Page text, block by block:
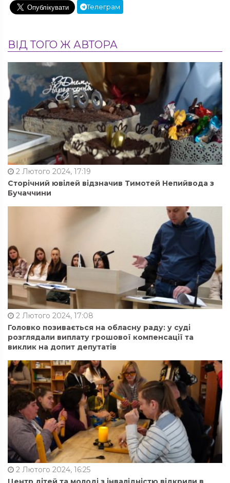
Телеграм
ВІД ТОГО Ж АВТОРА
2 Лютого 2024, 17:19
Сторічний ювілей відзначив Тимотей Непийвода з
Бучаччини
2 Лютого 2024, 17:08
Головко позивається на обласну раду: у суді
розглядали виплату грошової компенсації та
виклик на допит депутатів
2 Лютого 2024, 16:25